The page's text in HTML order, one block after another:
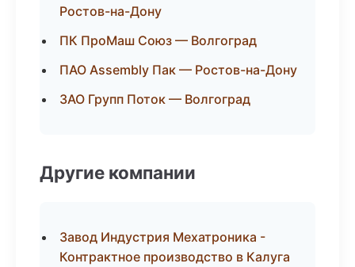
Ростов-на-Дону
ПК ПроМаш Союз — Волгоград
ПАО Assembly Пак — Ростов-на-Дону
ЗАО Групп Поток — Волгоград
Другие компании
Завод Индустрия Мехатроника -
Контрактное производство в Калуга